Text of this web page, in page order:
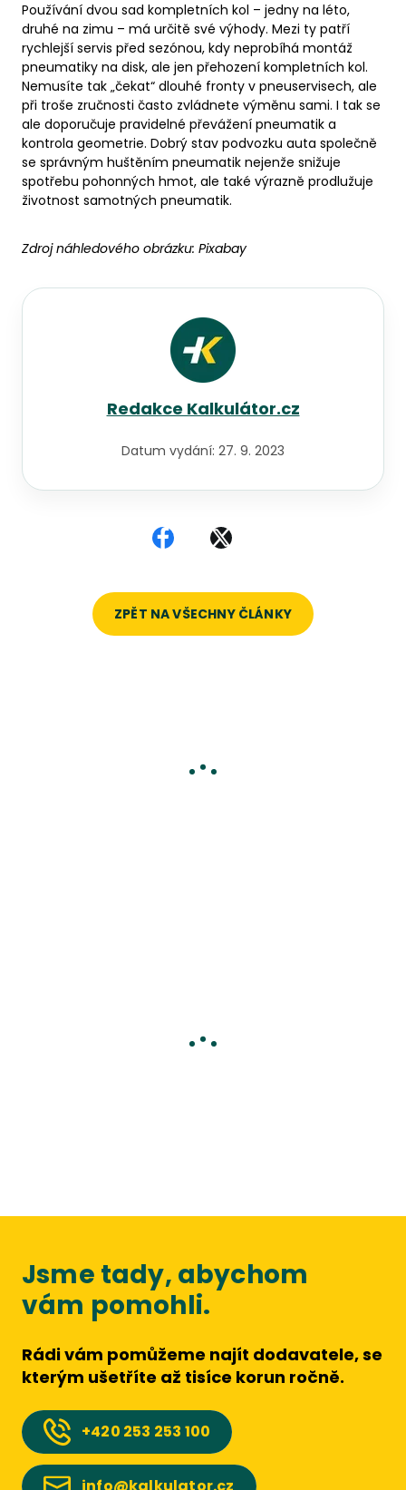
Používání dvou sad kompletních kol – jedny na léto,
druhé na zimu – má určitě své výhody. Mezi ty patří
rychlejší servis před sezónou, kdy neprobíhá montáž
pneumatiky na disk, ale jen přehození kompletních kol.
Nemusíte tak „čekat“ dlouhé fronty v pneuservisech, ale
při troše zručnosti často zvládnete výměnu sami. I tak se
ale doporučuje pravidelné převážení pneumatik a
kontrola geometrie. Dobrý stav podvozku auta společně
se správným huštěním pneumatik nejenže snižuje
spotřebu pohonných hmot, ale také výrazně prodlužuje
životnost samotných pneumatik.
Zdroj náhledového obrázku: Pixabay
Redakce Kalkulátor.cz
Datum vydání: 27. 9. 2023
Sdílet na Facebooku
Sdílet na X
ZPĚT NA VŠECHNY ČLÁNKY
Jsme tady, abychom
vám pomohli.
Rádi vám pomůžeme najít dodavatele, se
kterým ušetříte až tisíce korun ročně.
+420 253 253 100